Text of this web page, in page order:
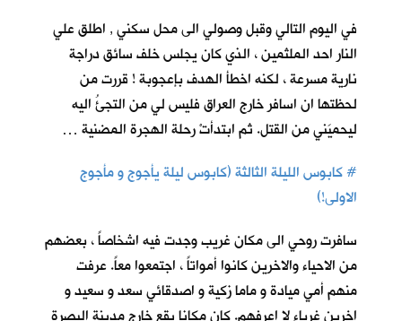
في اليوم التالي وقبل وصولي الى محل سكني , اطلق علي
النار احد الملثمين ، الذي كان يجلس خلف سائق دراجة
نارية مسرعة ، لكنه اخطأ الهدف بإعجوبة ! قررت من
لحظتها ان اسافر خارج العراق فليس لي من التجئُ اليه
ليحميَني من القتل. ثم ابتدأتْ رحلة الهجرة المضنية …
#كابوس الليلة الثالثة (كابوس ليلة يأجوج و مأجوج
الاولى!)
سافرت روحي الى مكان غريب وجدت فيه اشخاصاً ، بعضهم
من الاحياء والاخرين كانوا أمواتاً ، اجتمعوا معاً. عرفت
منهم أمي ميادة و ماما زكية و اصدقائي سعد و سعيد و